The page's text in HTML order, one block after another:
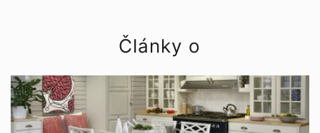
Články o